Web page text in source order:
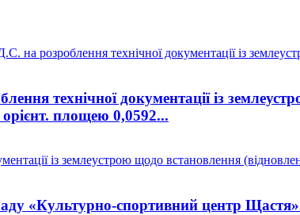
розроблення технічної документації із
технічної документації із
орієнт. площею 0,0592...
із землеустрою щодо встановлення
«Культурно-спортивний центр